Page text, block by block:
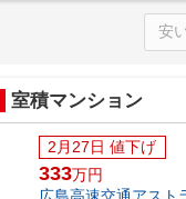
室積マンション
2月27日 値下げ
333万円